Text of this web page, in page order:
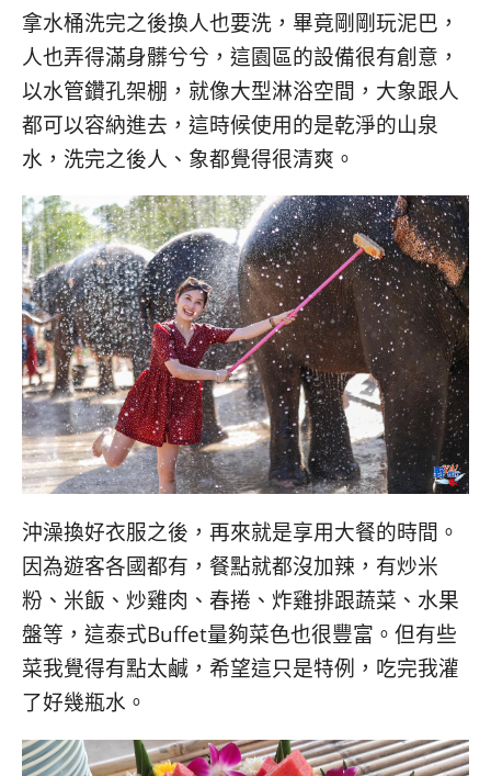
拿水桶洗完之後換人也要洗，畢竟剛剛玩泥巴，
人也弄得滿身髒兮兮，這園區的設備很有創意，
以水管鑽孔架棚，就像大型淋浴空間，大象跟人
都可以容納進去，這時候使用的是乾淨的山泉
水，洗完之後人、象都覺得很清爽。
沖澡換好衣服之後，再來就是享用大餐的時間。
因為遊客各國都有，餐點就都沒加辣，有炒米
粉、米飯、炒雞肉、春捲、炸雞排跟蔬菜、水果
盤等，這泰式Buffet量夠菜色也很豐富。但有些
菜我覺得有點太鹹，希望這只是特例，吃完我灌
了好幾瓶水。